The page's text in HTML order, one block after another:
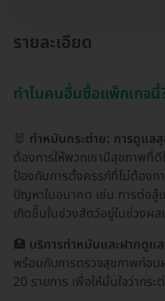
รายละเอียด
ทำไมคนอื่นซื้อแพ็กเกจนี้
🐰 ทำหมันกระต่าย: การดูแล
ต้องการให้พวกเขามีสุขภาพที่
ป้องกันการตั้งครรภ์ที่ไม่ต้องก
ปัญหาในอนาคต เช่น การต่อสู้
เกิดขึ้นในช่วงสัตว์อยู่ในช่วงผ
🏥 บริการทำหมันและฝากดูแ
พร้อมกับการตรวจสุขภาพก่อน
20 รายการ เพื่อให้มั่นใจว่าก